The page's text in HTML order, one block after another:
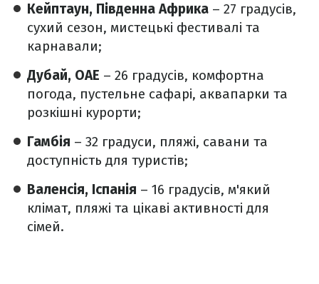
Кейптаун, Південна Африка – 27 градусів,
сухий сезон, мистецькі фестивалі та
карнавали;
Дубай, ОАЕ – 26 градусів, комфортна
погода, пустельне сафарі, аквапарки та
розкішні курорти;
Гамбія – 32 градуси, пляжі, савани та
доступність для туристів;
Валенсія, Іспанія – 16 градусів, м'який
клімат, пляжі та цікаві активності для
сімей.